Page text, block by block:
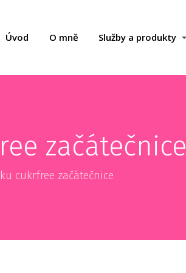
Úvod O mně Služby a produkty
začátečnice
cukrfree začátečnice